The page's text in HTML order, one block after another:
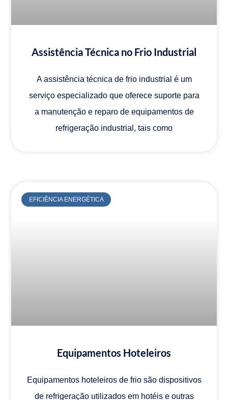
Assistência Técnica no Frio Industrial
A assistência técnica de frio industrial é um
serviço especializado que oferece suporte para
a manutenção e reparo de equipamentos de
refrigeração industrial, tais como
EFICIÊNCIA ENERGÉTICA
Equipamentos Hoteleiros
Equipamentos hoteleiros de frio são dispositivos
de refrigeração utilizados em hotéis e outras